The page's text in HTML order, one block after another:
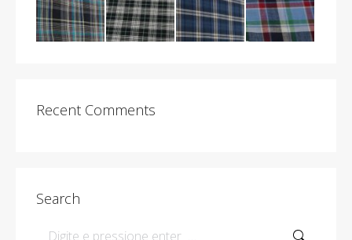
Recent Comments
Search
Search: